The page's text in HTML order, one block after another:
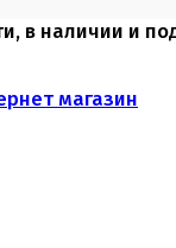
в наличии и